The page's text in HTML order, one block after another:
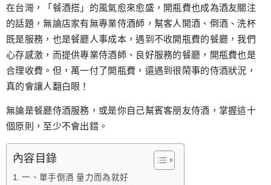
跳
至
主
要
內
容
在台灣，「餐酒搭」的風氣愈來愈盛，開瓶費也成為酒友關注
的話題，無論店家有無專業侍酒師，幫客人開酒、倒酒、洗杯
既是服務，也是餐廳人事成本，遇到不收開瓶費的餐廳，我們
心存感激，而提供專業侍酒師、良好服務的餐廳，開瓶費也是
合理收費。但，萬一付了開瓶費，還遇到很鬧事的侍酒狀況，
真的會讓人翻白眼！
無論是餐廳侍酒服務，或是你自己幫賓客朋友侍酒，掌握這十
個原則，至少不會出錯。
內容目錄
一、單手倒酒 量力而為就好